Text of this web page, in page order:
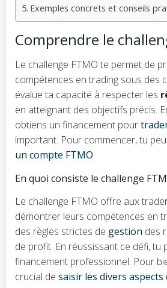
Exemples concrets et conseils
Comprendre le
Le challenge FTMO te permet de
compétences en trading sous des
évalue ta capacité à respecter les
en atteignant des objectifs précis.
obtiens un financement pour
important. Pour commencer, tu
un compte FTMO.
En quoi consiste le challenge
Le challenge FTMO offre aux
démontrer leurs compétences en
des règles strictes de gestion des
de profit. En réussissant ce défi, tu
financement professionnel. Pour
crucial de saisir les divers aspects